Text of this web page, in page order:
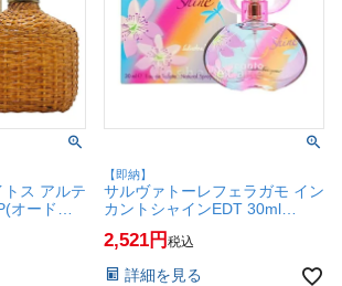
ス アルテ
オードト
便送料無
【即納】
サルヴァトーレフェラガモ イン
カントシャインEDT 30ml
SP(オードトワレ)【香水】
【SBT】 (6007875)
2,521 税込
詳細を見る